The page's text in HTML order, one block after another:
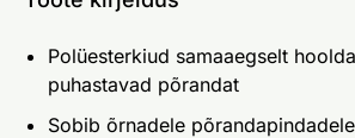
Polüesterkiud samaaegselt
puhastavad põrandat
Sobib õrnadele